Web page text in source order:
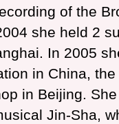
of the
she held 2
In 2005
in China,
in Beijing.
Jin-Sha,